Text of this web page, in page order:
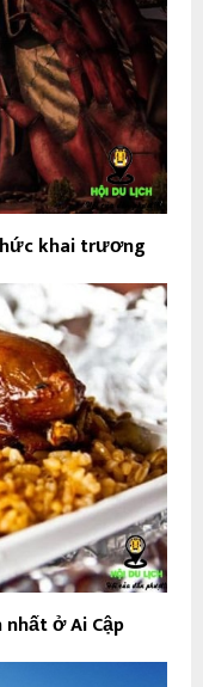
khai trương
ở Ai Cập